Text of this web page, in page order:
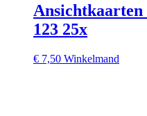
123 25x
€ 7,50 Winkelmand